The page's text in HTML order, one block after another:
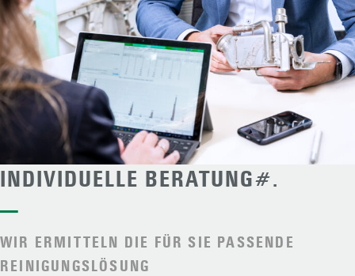
INDIVIDUELLE BERATUNG#.
—
WIR ERMITTELN DIE FÜR SIE PASSENDE
REINIGUNGSLÖSUNG